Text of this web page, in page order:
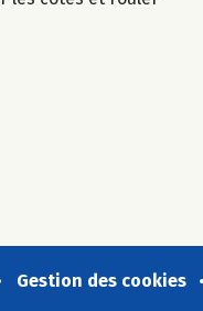
Gestion des cookies